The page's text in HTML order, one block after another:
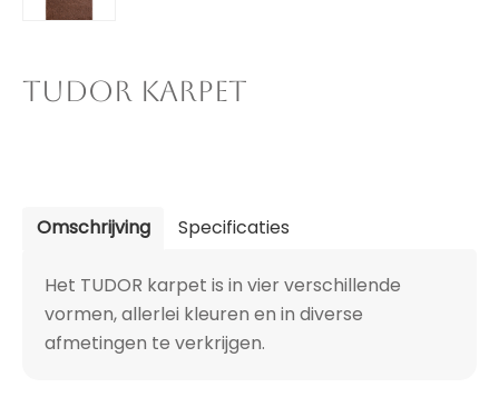
TUDOR KARPET
Omschrijving Specificaties
Het TUDOR karpet is in vier verschillende
vormen, allerlei kleuren en in diverse
afmetingen te verkrijgen.